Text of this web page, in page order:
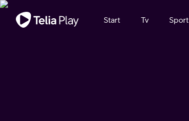
Viktigt meddelande
Start Tv Sport